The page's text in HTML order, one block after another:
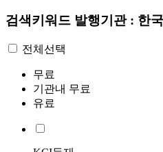
검색키워드 발행기관 : 한
전체선택
무료
기관내 무료
유료